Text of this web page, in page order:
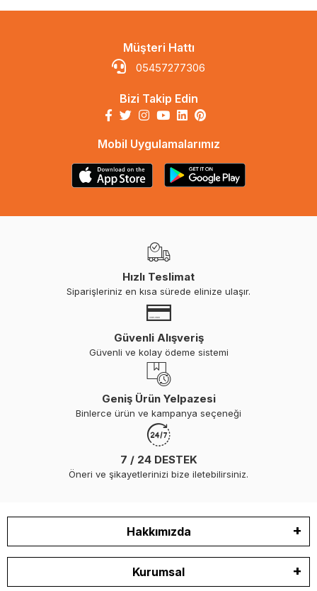
Müşteri Hattı
05457277306
Bizi Takip Edin
Mobil Uygulamalarımız
Hızlı Teslimat
Siparişleriniz en kısa sürede elinize ulaşır.
Güvenli Alışveriş
Güvenli ve kolay ödeme sistemi
Geniş Ürün Yelpazesi
Binlerce ürün ve kampanya seçeneği
7 / 24 DESTEK
Öneri ve şikayetlerinizi bize iletebilirsiniz.
Hakkımızda
Kurumsal